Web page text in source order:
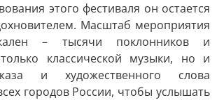
этого фестиваля он остается
Масштаб мероприятия
– тысячи поклонников и
классической музыки, но и
и художественного слова
городов России, чтобы услышать